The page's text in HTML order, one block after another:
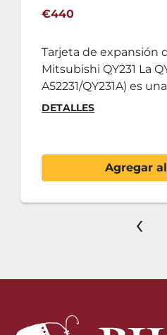
€440
Tarjeta de expansión
Mitsubishi QY231 La
A52231/QY231A) es
DETALLES
Agregar
‹